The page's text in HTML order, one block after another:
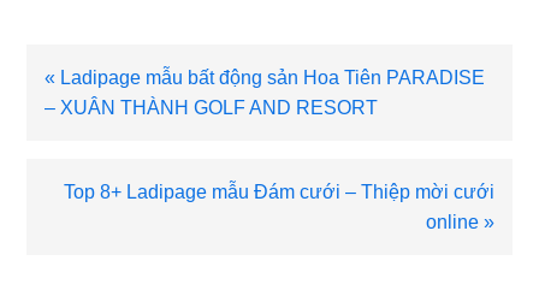
Bài
viết
« Ladipage mẫu bất động sản Hoa Tiên PARADISE
– XUÂN THÀNH GOLF AND RESORT
Bài
Top 8+ Ladipage mẫu Đám cưới – Thiệp mời cưới
online »